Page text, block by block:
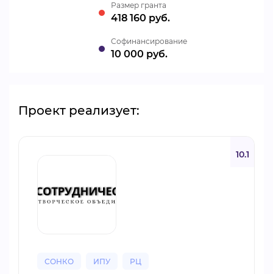
Размер гранта
418 160 руб.
Cофинансирование
10 000 руб.
Проект реализует:
СОНКО ИПУ РЦ
10.1